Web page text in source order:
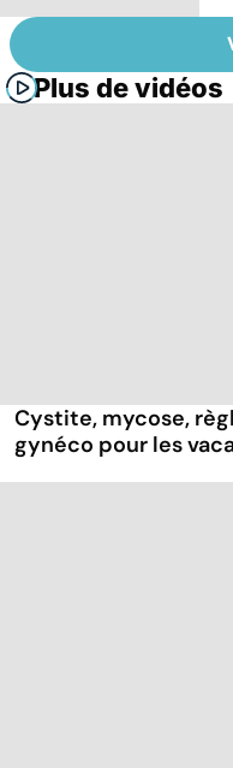
Plus de vidéos
Cystite, mycose,
gynéco pour les